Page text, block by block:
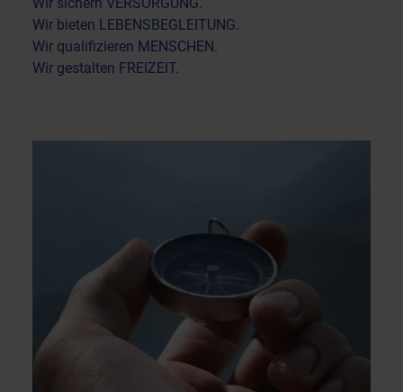
Wir bieten LEBENSBEGLEITUNG.
Wir qualifizieren MENSCHEN.
Wir gestalten FREIZEIT.